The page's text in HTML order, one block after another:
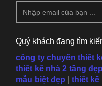
Quý khách đang tìm
công ty chuyên thiết
thiết kế nhà 2 tầng đẹp
mẫu biệt đẹp thiết kế